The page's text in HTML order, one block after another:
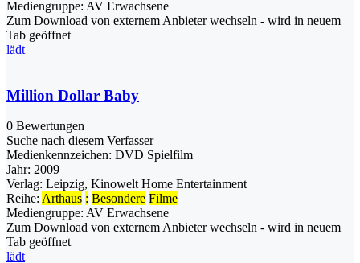
Mediengruppe: AV Erwachsene
Zum Download von externem Anbieter wechseln - wird in neuem
Tab geöffnet
lädt
Million Dollar Baby
0 Bewertungen
Suche nach diesem Verfasser
Medienkennzeichen: DVD Spielfilm
Jahr: 2009
Verlag: Leipzig, Kinowelt Home Entertainment
Reihe: Arthaus : Besondere Filme
Mediengruppe: AV Erwachsene
Zum Download von externem Anbieter wechseln - wird in neuem
Tab geöffnet
lädt